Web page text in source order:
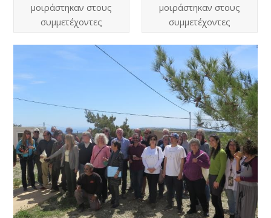
μοιράστηκαν στους
συμμετέχοντες
μοιράστηκαν στους
συμμετέχοντες